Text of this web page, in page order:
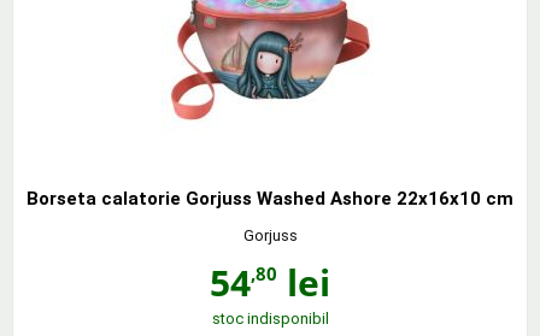
Borseta calatorie Gorjuss Washed Ashore 22x16x10 cm
Gorjuss
54,80 lei
stoc indisponibil